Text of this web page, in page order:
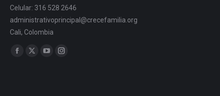
Celular: 316 528 2646
administrativoprincipal@crecefamilia.org
Cali, Colombia
Find us on: